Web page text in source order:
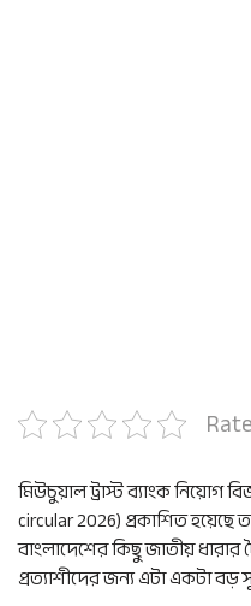
মিউচুয়াল ট্রাস্ট ব্যাংক নিয়োগ
circular 2026) প্রকাশিত
বাংলাদেশের কিছু জাতীয় ধারার
প্রত্যাশীদের জন্য এটা একটা বড়